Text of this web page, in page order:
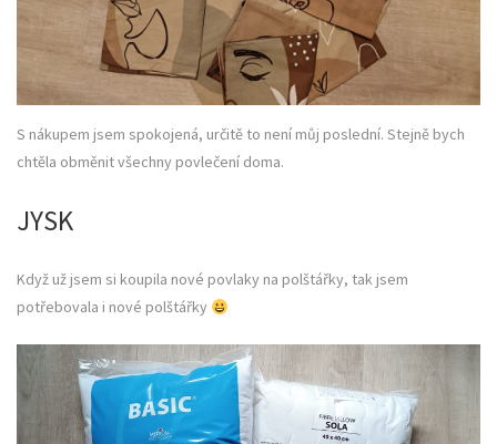
S nákupem jsem spokojená, určitě to není můj poslední. Stejně bych
chtěla obměnit všechny povlečení doma.
JYSK
Když už jsem si koupila nové povlaky na polštářky, tak jsem
potřebovala i nové polštářky